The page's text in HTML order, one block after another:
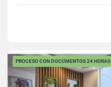
PROCESO CON DOCUMENTOS 24 HORAS